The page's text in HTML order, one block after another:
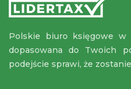
Polskie biuro księgowe w
dopasowana do Twoich
podejście sprawi, że